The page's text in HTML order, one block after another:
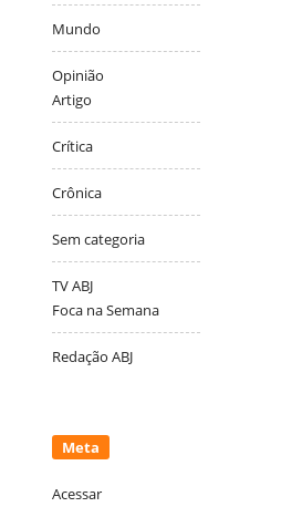
Mundo
Opinião
Artigo
Crítica
Crônica
Sem categoria
TV ABJ
Foca na Semana
Redação ABJ
Meta
Acessar